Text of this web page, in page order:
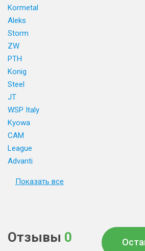
Kormetal
Aleks
Storm
ZW
PTH
Konig
Steel
JT
WSP Italy
Kyowa
CAM
League
Advanti
Показать все
Отзывы 0